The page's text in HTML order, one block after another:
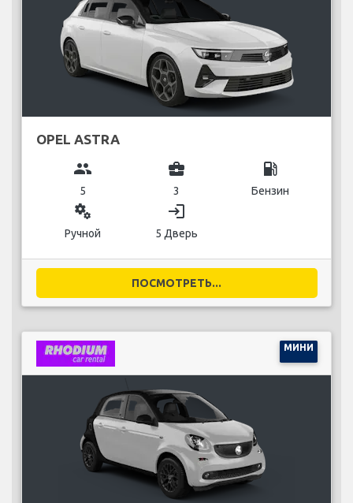
OPEL ASTRA
group
5
business_center
3
local_gas_station
Бензин
miscellaneous_services
Ручной
login
5 Дверь
ПОСМОТРЕТЬ...
МИНИ